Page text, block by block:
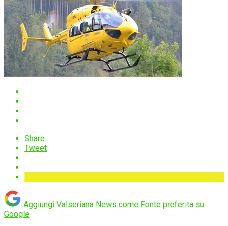
Share
Tweet
Aggiungi Valseriana News come Fonte preferita su
Google